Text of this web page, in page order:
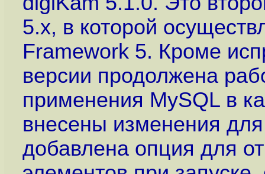
5.x, в которой
Framework 5. Кроме
версии продолжена
применения MySQL в
внесены изменения
добавлена опция для